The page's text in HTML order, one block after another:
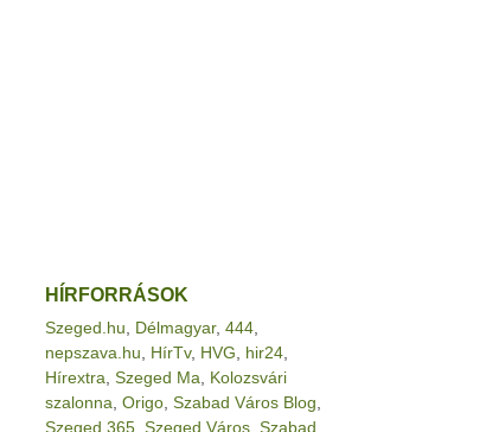
HÍRFORRÁSOK
Szeged.hu Délmagyar, 444
nepszava.hu
HírTv, HVG hir24
Hírextra Szeged Ma
Kolozsvári
szalonna Origo Szabad Város Blog
Szeged 365 Szeged Város Szabad